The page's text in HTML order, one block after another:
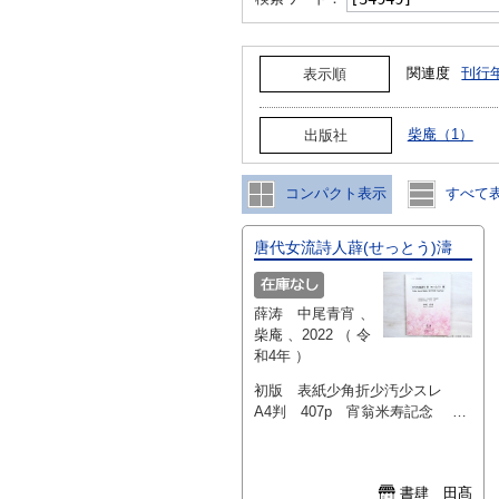
表示順 関連度 刊行
出版社 柴庵（1）
コンパクト表示 すべて
唐代女流詩人薜(せっとう)濤
薛涛 中尾青宵 、
柴庵 、2022 （ 令
和4年 ）
初版 表紙少角折少汚少スレ
A4判 407p 宵翁米寿記念 書
書肆 田髙